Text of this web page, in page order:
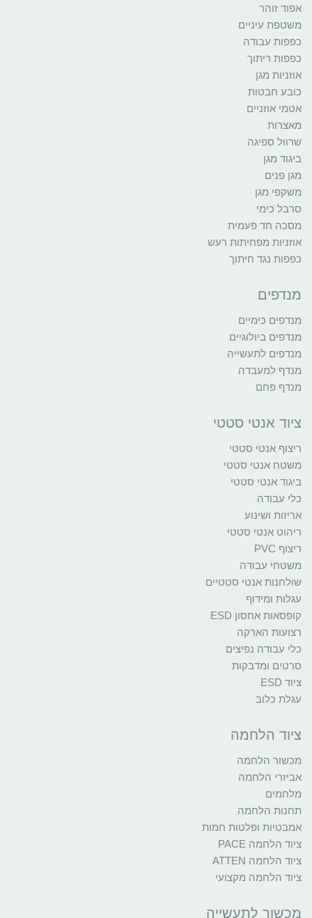
אפוד זוהר
משטפת עיניים
כפפות עבודה
כפפות ריתוך
אוזניות מגן
כובע חבטות
אטמי אוזניים
מאצרות
שרוול ספיגה
ביגוד מגן
מגן פנים
משקפי מגן
סרבל כימי
מסכה חד פעמית
אוזניות מפחיתות רעש
כפפות נגד חיתוך
מנדפים
מנדפים כימיים
מנדפים ביולוגיים
מנדפים לתעשייה
מנדף למעבדה
מנדף פחם
ציוד אנטי סטטי
ריצוף אנטי סטטי
משטח אנטי סטטי
ביגוד אנטי סטטי
כלי עבודה
אריזות ושינוע
ריהוט אנטי סטטי
ריצוף PVC
משטחי עבודה
שולחנות אנטי סטטיים
עגלות ומידוף
קופסאות אחסון ESD
רצועות הארקה
כלי עבודה נפיצים
סרטים ומדבקות
ציוד ESD
עגלת כלוב
ציוד הלחמה
מכשור הלחמה
אביזרי הלחמה
מלחמים
תחנות הלחמה
אמבטיות ופלטות חמות
ציוד הלחמה PACE
ציוד הלחמה ATTEN
ציוד הלחמה מקצועי
מכשור לתעשייה